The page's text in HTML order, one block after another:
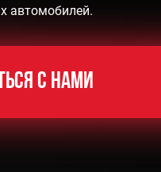
автомобилей.
с нами